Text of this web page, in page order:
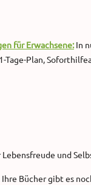
für Erwachsene:In
Tage-Plan,
und
Bücher gibt es